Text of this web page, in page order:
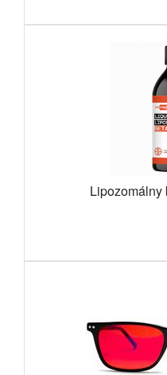
Lipozomálny